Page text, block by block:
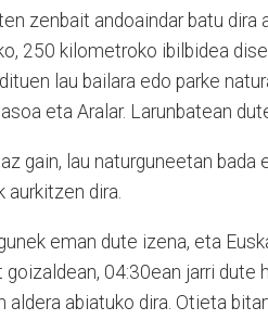
zenbait andoaindar batu
250 kilometroko ibilbidea
lau bailara edo parke
eta Aralar. Larunbatean
gain, lau naturguneetan
aurkitzen dira.
eman dute izena, eta
goizaldean, 04:30ean jarri dute
abiatuko dira. Otieta